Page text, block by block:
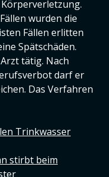
wurden die
Fällen erlitten
Spätschäden.
tätig. Nach
darf er
Das Verfahren
Trinkwasser
stirbt beim